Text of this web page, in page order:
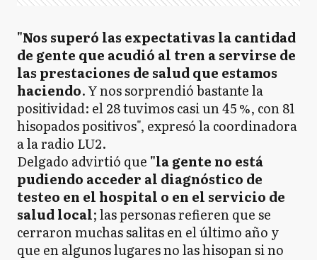
"Nos superó las expectativas la cantidad
de gente que acudió al tren a servirse de
las prestaciones de salud que estamos
haciendo. Y nos sorprendió bastante la
positividad: el 28 tuvimos casi un 45 %, con 81
hisopados positivos", expresó la coordinadora
a la radio LU2.
Delgado advirtió que "la gente no está
pudiendo acceder al diagnóstico de
testeo en el hospital o en el servicio de
salud local; las personas refieren que se
cerraron muchas salitas en el último año y
que en algunos lugares no las hisopan si no